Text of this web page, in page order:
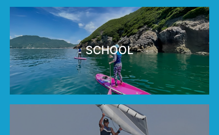
SCHOOL